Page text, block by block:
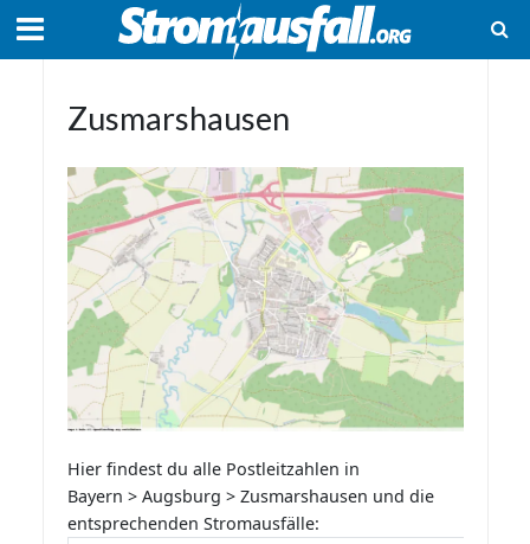
Zusmarshausen
Hier findest du alle Postleitzahlen in
Bayern > Augsburg > Zusmarshausen und die
entsprechenden Stromausfälle: